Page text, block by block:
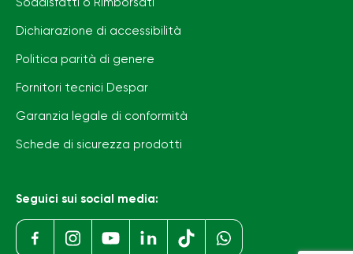
Soddisfatti o Rimborsati
Dichiarazione di accessibilità
Politica parità di genere
Fornitori tecnici Despar
Garanzia legale di conformità
Schede di sicurezza prodotti
Seguici sui social media: